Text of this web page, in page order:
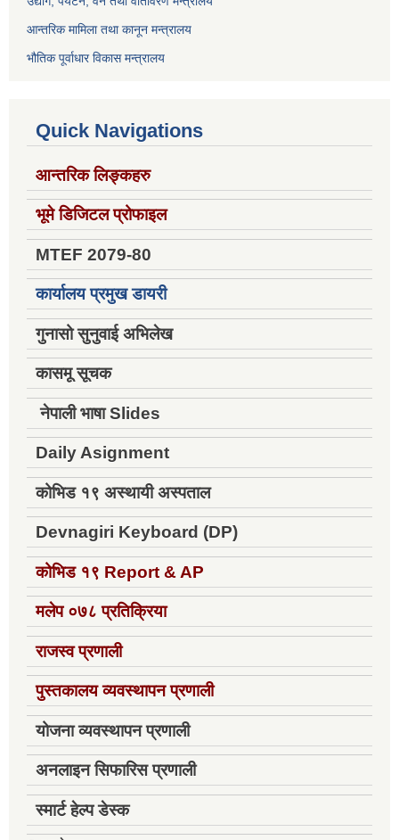
आन्तरिक मामिला तथा कानून मन्त्रालय
भौतिक पूर्वाधार विकास मन्त्रालय
Quick Navigations
आन्तरिक लिङ्कहरु
भूमे डिजिटल प्रोफाइल
MTEF 2079-80
कार्यालय प्रमुख डायरी
गुनासो सुनुवाई अभिलेख
कासमू सूचक
नेपाली भाषा Slides
Daily Asignment
कोभिड १९ अस्थायी अस्पताल
Devnagiri Keyboard (DP)
कोभिड १९ Report & AP
मलेप ०७८ प्रतिक्रिया
राजस्व प्रणाली
पुस्तकालय व्यवस्थापन प्रणाली
योजना व्यवस्थापन प्रणाली
अनलाइन सिफारिस प्रणाली
स्मार्ट हेल्प डेस्क